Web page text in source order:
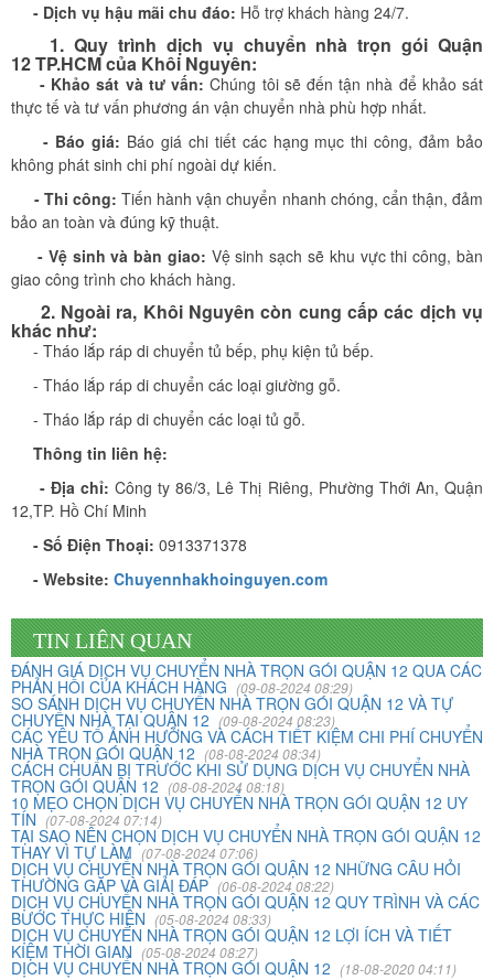
- Dịch vụ hậu mãi chu đáo: Hỗ trợ khách hàng 24/7.
1. Quy trình dịch vụ chuyển nhà trọn gói Quận
12 TP.HCM của Khôi Nguyên:
- Khảo sát và tư vấn: Chúng tôi sẽ đến tận nhà để khảo sát
thực tế và tư vấn phương án vận chuyển nhà phù hợp nhất.
- Báo giá: Báo giá chi tiết các hạng mục thi công, đảm bảo
không phát sinh chi phí ngoài dự kiến.
- Thi công: Tiến hành vận chuyển nhanh chóng, cẩn thận, đảm
bảo an toàn và đúng kỹ thuật.
- Vệ sinh và bàn giao: Vệ sinh sạch sẽ khu vực thi công, bàn
giao công trình cho khách hàng.
2. Ngoài ra, Khôi Nguyên​ còn cung cấp các dịch vụ
khác như:
- Tháo lắp ráp di chuyển tủ bếp, phụ kiện tủ bếp.
- Tháo lắp ráp di chuyển các loại giường gỗ.
- Tháo lắp ráp di chuyển các loại tủ gỗ.
Thông tin liên hệ:
- Địa chỉ: Công ty 86/3, Lê Thị Riêng, Phường Thới An, Quận
12,TP. Hồ Chí Minh
- Số Điện Thoại: 0913371378
- Website: Chuyennhakhoinguyen.com
TIN LIÊN QUAN
ĐÁNH GIÁ DỊCH VỤ CHUYỂN NHÀ TRỌN GÓI QUẬN 12 QUA CÁC
PHẢN HỒI CỦA KHÁCH HÀNG (09-08-2024 08:29)
SO SÁNH DỊCH VỤ CHUYỂN NHÀ TRỌN GÓI QUẬN 12 VÀ TỰ
CHUYỂN NHÀ TẠI QUẬN 12 (09-08-2024 08:23)
CÁC YÊU TỐ ẢNH HƯỞNG VÀ CÁCH TIẾT KIỆM CHI PHÍ CHUYỂN
NHÀ TRỌN GÓI QUẬN 12 (08-08-2024 08:34)
CÁCH CHUẨN BỊ TRƯỚC KHI SỬ DỤNG DỊCH VỤ CHUYỂN NHÀ
TRỌN GÓI QUẬN 12 (08-08-2024 08:18)
10 MẸO CHỌN DỊCH VỤ CHUYỂN NHÀ TRỌN GÓI QUẬN 12 UY
TÍN (07-08-2024 07:14)
TẠI SAO NÊN CHỌN DỊCH VỤ CHUYỂN NHÀ TRỌN GÓI QUẬN 12
THAY VÌ TỰ LÀM(07-08-2024 07:06)
DỊCH VỤ CHUYỂN NHÀ TRỌN GÓI QUẬN 12 NHỮNG CÂU HỎI
THƯỜNG GẶP VÀ GIẢI ĐÁP (06-08-2024 08:22)
DỊCH VỤ CHUYỂN NHÀ TRỌN GÓI QUẬN 12 QUY TRÌNH VÀ CÁC
BƯỚC THỰC HIỆN (05-08-2024 08:33)
DỊCH VỤ CHUYỂN NHÀ TRỌN GÓI QUẬN 12 LỢI ÍCH VÀ TIẾT
KIỆM THỜI GIAN (05-08-2024 08:27)
DỊCH VỤ CHUYỂN NHÀ TRỌN GÓI QUẬN 12 (18-08-2020 04:11)
Vừa qua tôi có chuyển văn phòng từ 3/2 về đường Cộng
Hòa. Ban đầu tôi cũng đắn đo nhiều dịch vụ chuyển nhà
nhưng cuối cùng tôi quyết định chọn công ty Khôi
Nguyên. Tôi thật sự hài lòng. Cảm ơn quý công ty.
232/2 Cộng Hòa, P.13, Q. Tân Bình
Vợ chồng tôi vừa chuyển về nhà mới ở Chưng cư Thái An
về quận 2. Tôi được biết dịch vụ của Khôi Nguyên đã lâu
và đến nay đã sử dụng dịch vụ chuyển nhà này. Tôi xin
chúng công ty ngày càng phát triển và nâng cao chất
lượng dịch vụ
Mai Hương
Vĩnh Lộc A - Bình Chánh
Công ty Khôi Nguyên chuyển hàng của cô bao bọc đóng
gói rất cẩn thận. Cô rất hài lòng